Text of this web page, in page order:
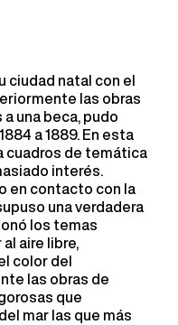
ciudad natal con el
las obras
a una beca, pudo
a 1889. En esta
cuadros de temática
interés.
en contacto con la
una verdadera
los temas
aire libre,
color del
las obras de
que
mar las que más